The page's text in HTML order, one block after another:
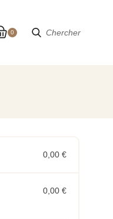
Chercher
0
0,00 €
0,00 €